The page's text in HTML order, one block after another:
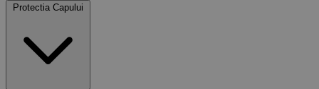
Protectia Capului